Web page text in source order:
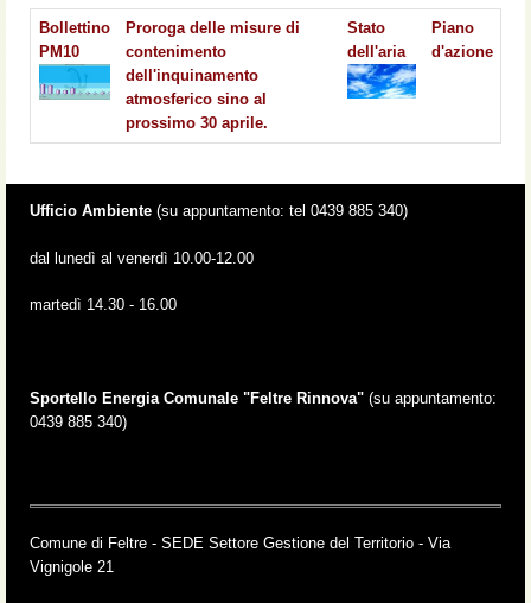
Bollettino
PM10
Proroga delle misure di
contenimento
dell'inquinamento
atmosferico sino al
prossimo 30 aprile.
Stato
dell'aria
Piano
d'azione
Ufficio Ambiente (su appuntamento: tel 0439 885 340)
dal lunedì al venerdì 10.00-12.00
martedì 14.30 - 16.00
Sportello Energia Comunale "Feltre Rinnova" (su appuntamento:
0439 885 340)
Comune di Feltre - SEDE Settore Gestione del Territorio - Via
Vignigole 21